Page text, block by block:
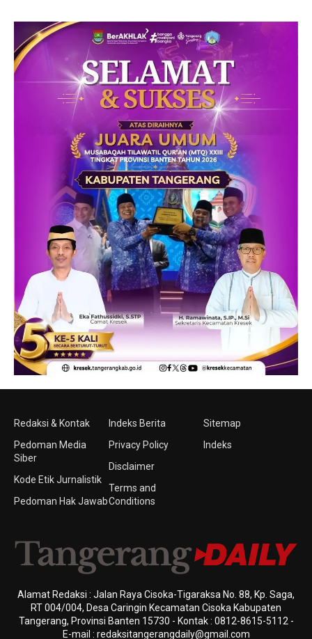
Redaksi & Kontak
Pedoman Media
Siber
Kode Etik Jurnalistik
Pedoman Hak Jawab
Indeks Berita
Privacy Policy
Disclaimer
Terms and
Conditions
Sitemap
Indeks
Alamat Redaksi : Jalan Raya Cisoka-Tigaraksa No. 88, Kp. Saga,
RT 004/004, Desa Caringin Kecamatan Cisoka Kabupaten
Tangerang, Provinsi Banten 15730 - Kontak : 0812-8615-5112 -
E-mail : redaksitangerangdaily@gmail.com